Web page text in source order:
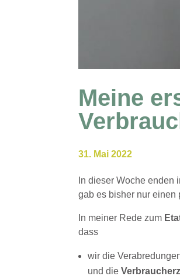
Meine
31. Mai 2022
In dieser Woche enden
gab es bisher nur einen
In meiner Rede zum
dass
wir die
und die